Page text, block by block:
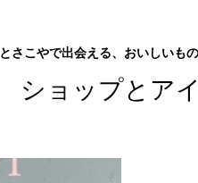
とさこやで出会える、おいしいも
ショップとア